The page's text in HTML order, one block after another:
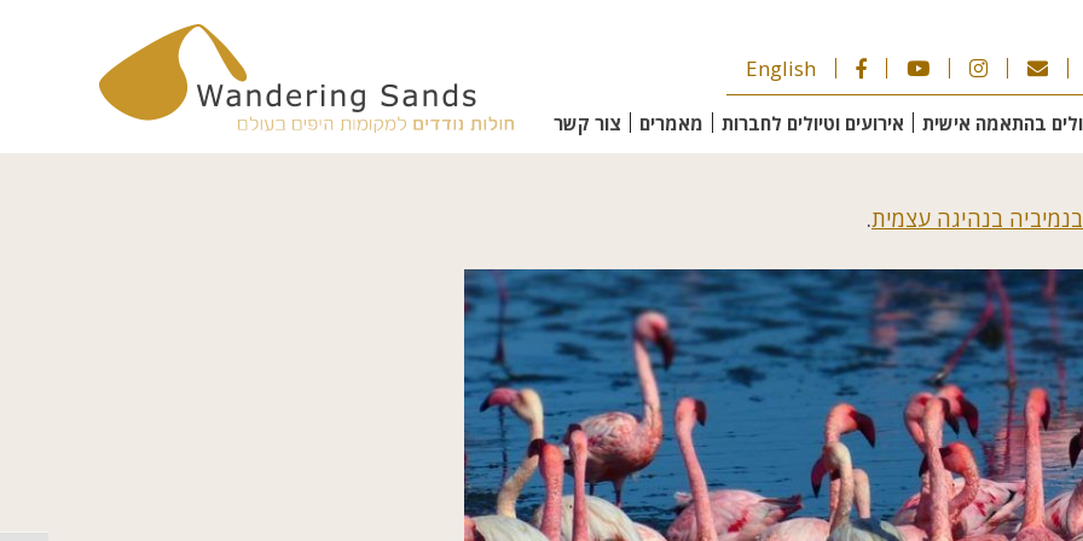
English
בהתאמה אישית אירועים וטיולים לחברות מאמרים צור קשר
בנהיגה עצמית.